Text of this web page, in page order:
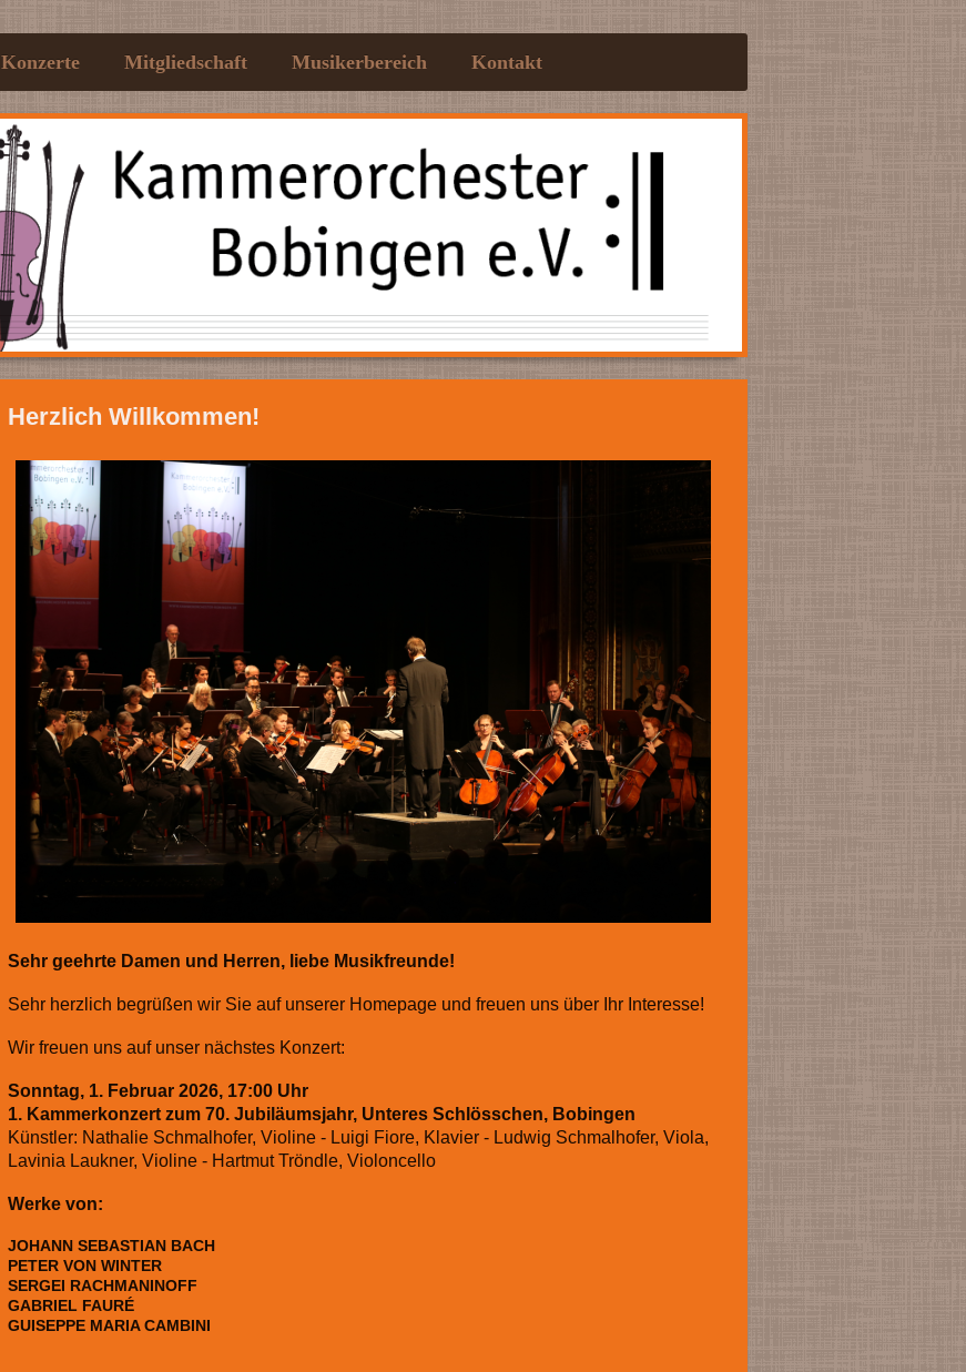
Konzerte Mitgliedschaft Musikerbereich Kontakt
Herzlich Willkommen!
Sehr geehrte Damen und Herren, liebe Musikfreunde!
Sehr herzlich begrüßen wir Sie auf unserer Homepage und freuen uns über Ihr Interesse!
Wir freuen uns auf unser nächstes Konzert:
Sonntag, 1. Februar 2026, 17:00 Uhr
1. Kammerkonzert zum 70. Jubiläumsjahr, Unteres Schlösschen, Bobingen
Künstler: Nathalie Schmalhofer, Violine - Luigi Fiore, Klavier - Ludwig Schmalhofer, Viola,
Lavinia Laukner, Violine - Hartmut Tröndle, Violoncello
Werke von:
JOHANN SEBASTIAN BACH
PETER VON WINTER
SERGEI RACHMANINOFF
GABRIEL FAURÉ
GUISEPPE MARIA CAMBINI